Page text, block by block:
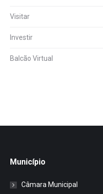
Visitar
Investir
Balcão Virtual
Município
Câmara Municipal